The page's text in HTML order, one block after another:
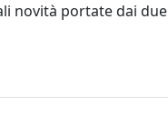
novità portate dai due